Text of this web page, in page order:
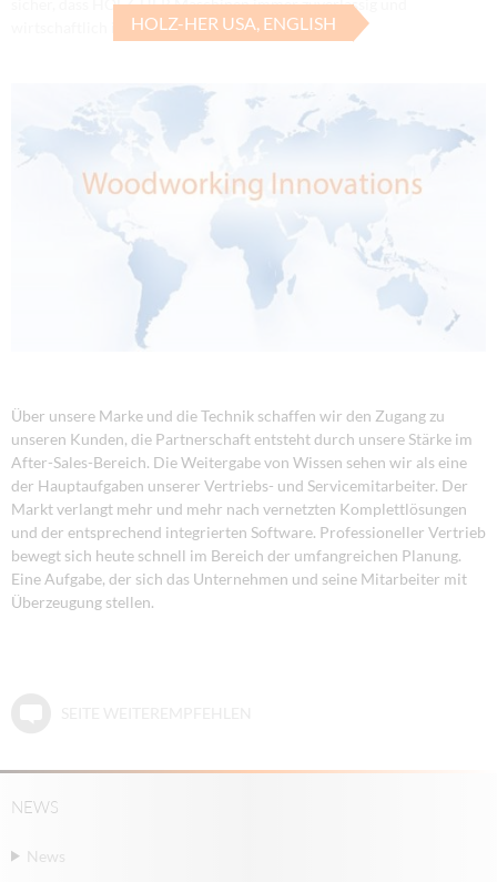
HOLZ-HER USA, ENGLISH
sicher, dass HOLZ-HER Maschinen immer zuverlässig und
wirtschaftlich im Einsatz sind.
Über unsere Marke und die Technik schaffen wir den Zugang zu
unseren Kunden, die Partnerschaft entsteht durch unsere Stärke im
After-Sales-Bereich. Die Weitergabe von Wissen sehen wir als eine
der Hauptaufgaben unserer Vertriebs- und Servicemitarbeiter. Der
Markt verlangt mehr und mehr nach vernetzten Komplettlösungen
und der entsprechend integrierten Software. Professioneller Vertrieb
bewegt sich heute schnell im Bereich der umfangreichen Planung.
Eine Aufgabe, der sich das Unternehmen und seine Mitarbeiter mit
Überzeugung stellen.
NEWS
News